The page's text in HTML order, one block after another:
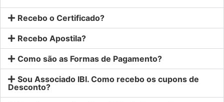
Recebo o Certificado?
Recebo Apostila?
Como são as Formas de Pagamento?
Sou Associado IBI. Como recebo os cupons de
Desconto?